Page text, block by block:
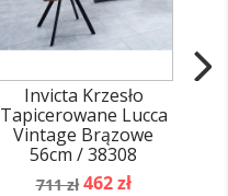
Invicta Krzesło
Tapicerowane Lucca
Vintage Brązowe
56cm / 38308
Cena
711 zł Cena
462 zł